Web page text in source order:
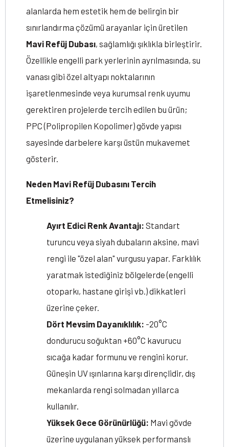
alanlarda hem estetik hem de belirgin bir
sınırlandırma çözümü arayanlar için üretilen
Mavi Refüj Dubası, sağlamlığı şıklıkla birleştirir.
Özellikle engelli park yerlerinin ayrılmasında, su
vanası gibi özel altyapı noktalarının
işaretlenmesinde veya kurumsal renk uyumu
gerektiren projelerde tercih edilen bu ürün;
PPC (Polipropilen Kopolimer) gövde yapısı
sayesinde darbelere karşı üstün mukavemet
gösterir.
Neden Mavi Refüj Dubasını Tercih
Etmelisiniz?
Ayırt Edici Renk Avantajı: Standart
turuncu veya siyah dubaların aksine, mavi
rengi ile "özel alan" vurgusu yapar. Farklılık
yaratmak istediğiniz bölgelerde (engelli
otoparkı, hastane girişi vb.) dikkatleri
üzerine çeker.
Dört Mevsim Dayanıklılık: -20°C
dondurucu soğuktan +60°C kavurucu
sıcağa kadar formunu ve rengini korur.
Güneşin UV ışınlarına karşı dirençlidir, dış
mekanlarda rengi solmadan yıllarca
kullanılır.
Yüksek Gece Görünürlüğü: Mavi gövde
üzerine uygulanan yüksek performanslı